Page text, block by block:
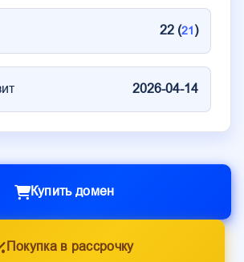
22 (21)
2026-04-14
Купить домен
Покупка в рассрочку